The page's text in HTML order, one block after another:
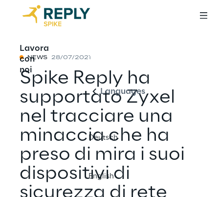
Lavora
con
noi
Languages
Deutsch
English
NEWS 28/07/2021
Spike Reply ha
supportato Zyxel
nel tracciare una
minaccia che ha
preso di mira i suoi
dispositivi di
sicurezza di rete